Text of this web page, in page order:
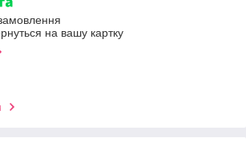
на вашу картку